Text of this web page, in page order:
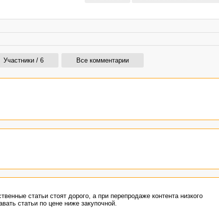
Участники / 6 Все комментарии
статьи стоят дорого, а при перепродаже контента низкого
статьи по цене ниже закупочной.